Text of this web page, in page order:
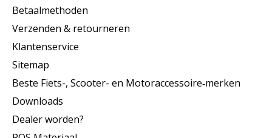
Betaalmethoden
Verzenden & retourneren
Klantenservice
Sitemap
Beste Fiets-, Scooter- en Motoraccessoire‑merken
Downloads
Dealer worden?